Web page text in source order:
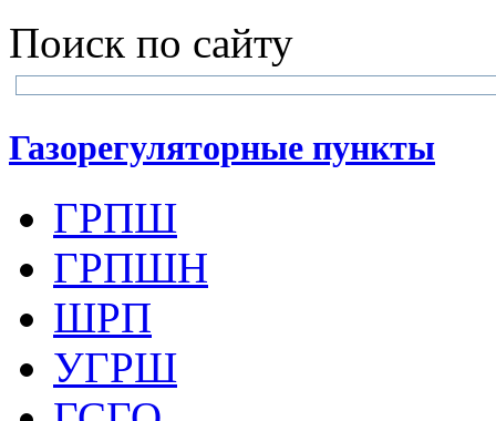
Поиск по сайту
Газорегуляторные пункты
ГРПШ
ГРПШН
ШРП
УГРШ